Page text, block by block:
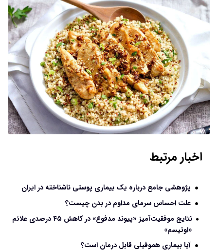
اخبار مرتبط
پژوهشی جامع درباره یک بیماری پوستی ناشناخته در ایران
علت احساس سرمای مداوم در بدن چیست؟
نتایج موفقیت‌آمیز «پیوند مدفوع» در کاهش ۴۵ درصدی علائم
«اوتیسم»
آیا بیماری هموفیلی قابل درمان است؟